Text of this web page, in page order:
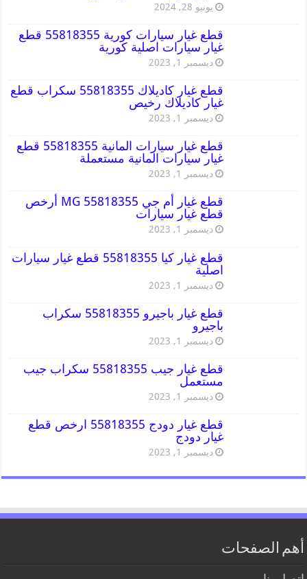
يونيو 28, 2024
قطع غيار سيارات كورية 55818355 قطع
غيار سيارات اصلية كورية
ديسمبر 1, 2023
قطع غيار كاديلاك 55818355 سكراب قطع
غيار كاديلاك رخيص
ديسمبر 1, 2023
قطع غيار سيارات المانية 55818355 قطع
غيار سيارات المانية مستعملة
ديسمبر 1, 2023
قطع غيار أم جي MG 55818355 أرخص
قطع غيار سيارات
ديسمبر 1, 2023
قطع غيار كيا 55818355 قطع غيار سيارات
اصلية
ديسمبر 1, 2023
قطع غيار باجيرو 55818355 سكراب
باجيرو
ديسمبر 1, 2023
قطع غيار جيب 55818355 سكراب جيب
مستعمل
ديسمبر 1, 2023
قطع غيار دودج 55818355 ارخص قطع
غيار دودج
ديسمبر 1, 2023
أهم الصفحات